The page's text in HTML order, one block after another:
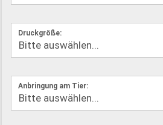
Druckgröße:
Anbringung am Tier: